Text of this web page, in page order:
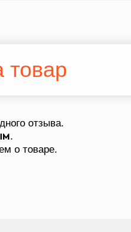
товар
отзыва.
.
о товаре.